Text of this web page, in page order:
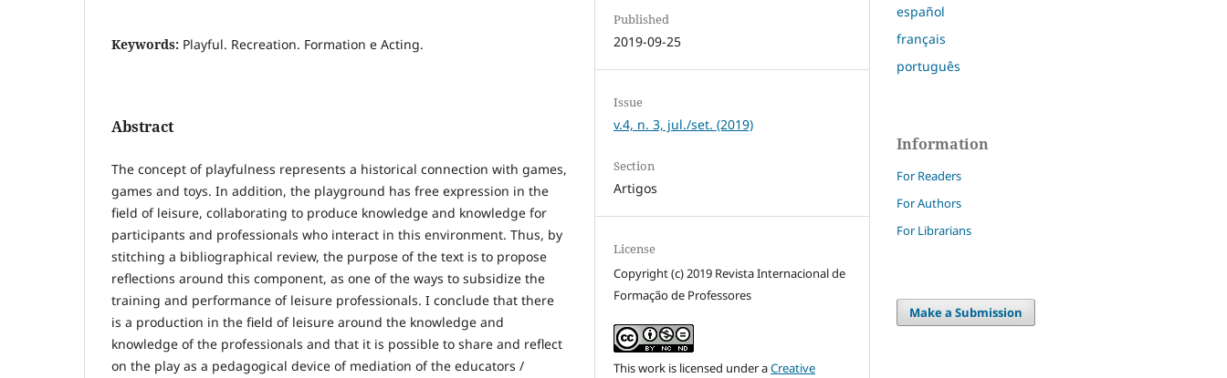
Keywords: Playful. Recreation. Formation e Acting.
Abstract
The concept of playfulness represents a historical connection with games,
games and toys. In addition, the playground has free expression in the
field of leisure, collaborating to produce knowledge and knowledge for
participants and professionals who interact in this environment. Thus, by
stitching a bibliographical review, the purpose of the text is to propose
reflections around this component, as one of the ways to subsidize the
training and performance of leisure professionals. I conclude that there
is a production in the field of leisure around the knowledge and
knowledge of the professionals and that it is possible to share and reflect
on the play as a pedagogical device of mediation of the educators /
Published
2019-09-25
Issue
v.4, n. 3, jul./set. (2019)
Section
Artigos
License
Copyright (c) 2019 Revista Internacional de
Formação de Professores
This work is licensed under aCreative
español
français
português
Information
For Readers
For Authors
For Librarians
Make a Submission